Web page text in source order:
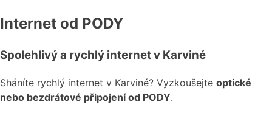
Internet od PODY
Spolehlivý a rychlý internet v Karviné
Sháníte rychlý internet v Karviné? Vyzkoušejte optické
nebo bezdrátové připojení od PODY.